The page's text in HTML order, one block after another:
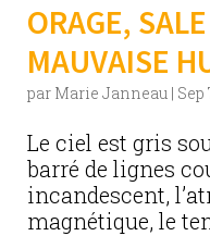
ORAGE,
MAUVAISE
par Marie Janneau | Sep
Le ciel est gris
barré de lignes
incandescent,
magnétique, le